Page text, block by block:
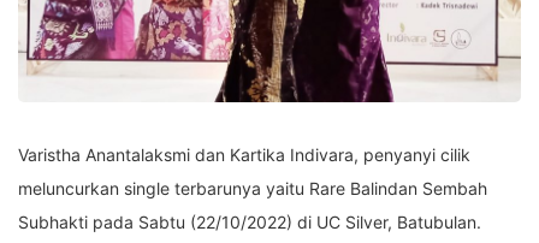
Varistha Anantalaksmi dan Kartika Indivara, penyanyi cilik
meluncurkan single terbarunya yaitu Rare Balindan Sembah
Subhakti pada Sabtu (22/10/2022) di UC Silver, Batubulan.